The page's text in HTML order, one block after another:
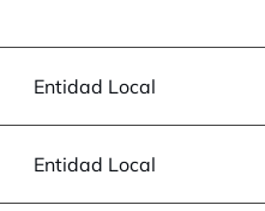
Entidad Local
Entidad Local